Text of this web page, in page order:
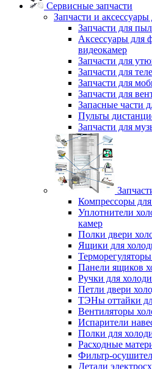
Сервисные запчасти
Запчасти и
Запчасти для
Аксессуары для
видеокамер
Запчасти для
Запчасти для
Запчасти для
Запчасти для
Запасные части
Пульты
Запчасти для
Компрессоры
Уплотнители
камер
Полки двери
Ящики для
Панели ящиков
Ручки для
Петли двери
ТЭНы оттайки
Вентиляторы
Испарители
Полки для
Расходные
Фильтр-
Детали